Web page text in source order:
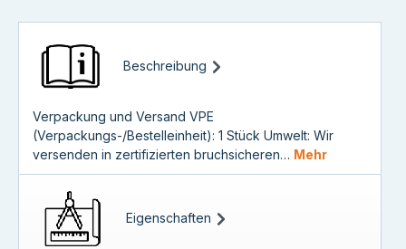
Beschreibung
Verpackung und Versand VPE
(Verpackungs-/Bestelleinheit): 1 Stück Umwelt: Wir
versenden in zertifizierten bruchsicheren… Mehr
Eigenschaften